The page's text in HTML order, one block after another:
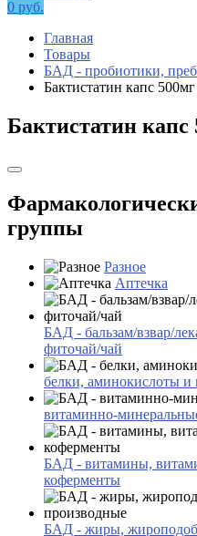
0 руб.
Главная
Товары
БАД - пробиотики,
Бактистатин капс
Бактистатин
группы
Разное
Аптечка
БАД - бальзам/взвар/
фиточай/чай
белки, аминокислоты и
витаминно-
БАД - витамины,
коферменты
БАД - жиры,